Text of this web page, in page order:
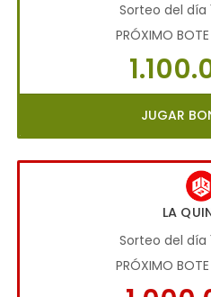
Sorteo del día
PRÓXIMO
JUGAR
LA
Sorteo del día
PRÓXIMO